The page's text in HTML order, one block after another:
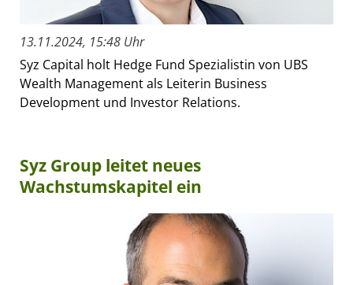
13.11.2024, 15:48 Uhr
Syz Capital holt Hedge Fund Spezialistin von UBS
Wealth Management als Leiterin Business
Development und Investor Relations.
Syz Group leitet neues
Wachstumskapitel ein